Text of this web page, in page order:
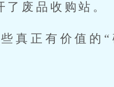
废品收购站。
真正有价值的